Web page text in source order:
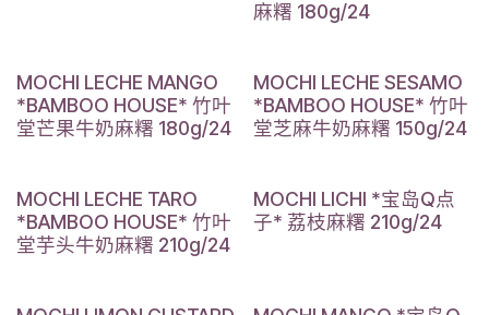
麻糬 180g/24
MOCHI LECHE MANGO
*BAMBOO HOUSE* 竹叶
堂芒果牛奶麻糬 180g/24
MOCHI LECHE SESAMO
*BAMBOO HOUSE* 竹叶
堂芝麻牛奶麻糬 150g/24
MOCHI LECHE TARO
*BAMBOO HOUSE* 竹叶
堂芋头牛奶麻糬 210g/24
MOCHI LICHI *宝岛Q点
子* 荔枝麻糬 210g/24